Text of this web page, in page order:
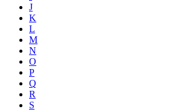
J
K
L
M
N
O
P
Q
R
S